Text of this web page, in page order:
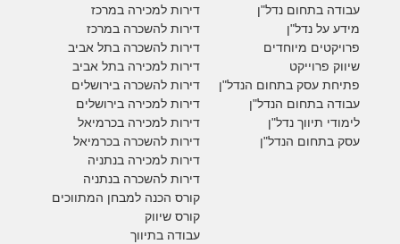
דירות למכירה במרכז
דירות להשכרה במרכז
דירות להשכרה בתל אביב
דירות למכירה בתל אביב
דירות להשכרה בירושלים
דירות למכירה בירושלים
דירות למכירה בכרמיאל
דירות להשכרה בכרמיאל
דירות למכירה בנתניה
דירות להשכרה בנתניה
קורס הכנה למבחן המתווכים
קורס שיווק
עבודה בתיווך
עבודה בתחום נדל"ן
מידע על נדל"ן
פרויקטים מיוחדים
שיווק פרוייקט
פתיחת עסק בתחום הנדל"ן
עבודה בתחום הנדל"ן
לימודי תיווך נדל"ן
עסק בתחום הנדל"ן